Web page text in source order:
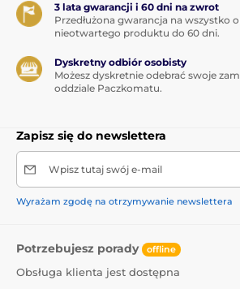
3 lata gwarancji i 60 dni na zwrot
Przedłużona gwarancja na wszystko
nieotwartego produktu do 60 dni.
Dyskretny odbiór osobisty
Możesz dyskretnie odebrać swoje
oddziale Paczkomatu.
Zapisz się do newslettera
Wpisz tutaj swój e-mail
Wyrażam zgodę na otrzymywanie newslettera
Potrzebujesz porady offline
Obsługa klienta jest dostępna